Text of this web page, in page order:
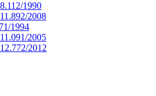
1990
2008
1994
2005
2012